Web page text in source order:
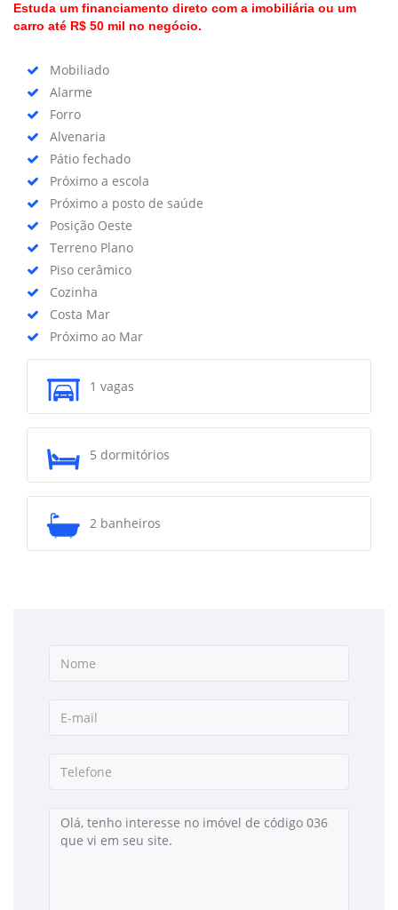
Estuda um financiamento direto com a imobiliária ou um
carro até R$ 50 mil no negócio.
Mobiliado
Alarme
Forro
Alvenaria
Pátio fechado
Próximo a escola
Próximo a posto de saúde
Posição Oeste
Terreno Plano
Piso cerâmico
Cozinha
Costa Mar
Próximo ao Mar
1 vagas
5 dormitórios
2 banheiros